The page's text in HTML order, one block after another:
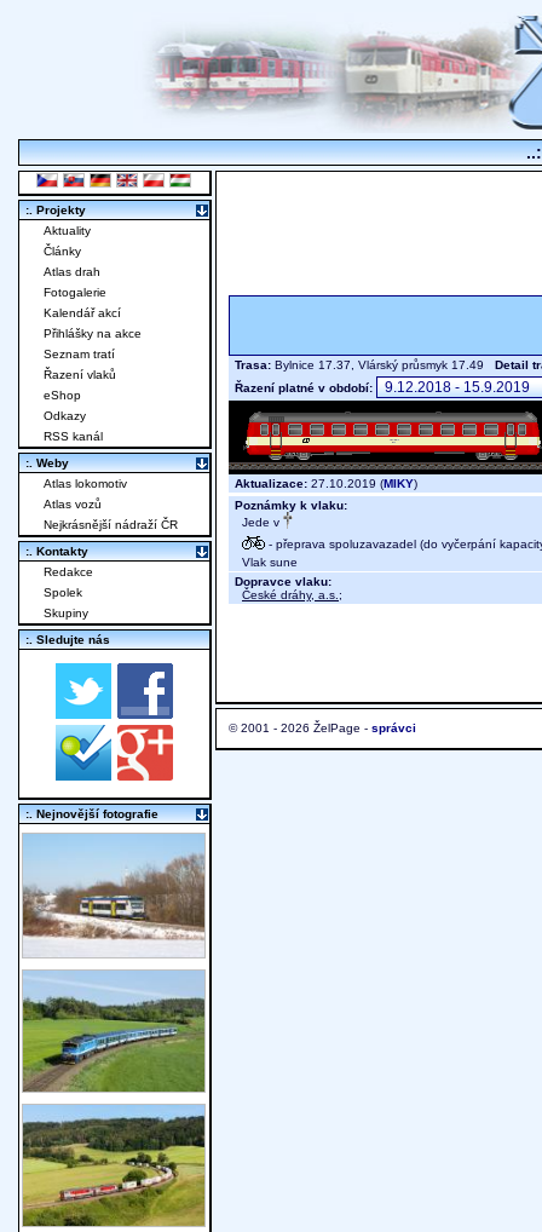
Trasa: Bylnice 17.37, Vlárský průsmyk 17.49 Detail
Řazení platné v období:
Aktualizace: 27.10.2019 (MIKY)
Poznámky k vlaku:
Jede v
- přeprava spoluzavazadel (do vyčerpání
Vlak sune
Dopravce vlaku:
České dráhy, a.s. ;
© 2001 - 2026 ŽelPage - správci
:. Projekty
Aktuality
Články
Atlas drah
Fotogalerie
Kalendář akcí
Přihlášky na akce
Seznam tratí
Řazení vlaků
eShop
Odkazy
RSS kanál
:. Weby
Atlas lokomotiv
Atlas vozů
Nejkrásnější nádraží ČR
:. Kontakty
Redakce
Spolek
Skupiny
:. Sledujte nás
:. Nejnovější fotografie